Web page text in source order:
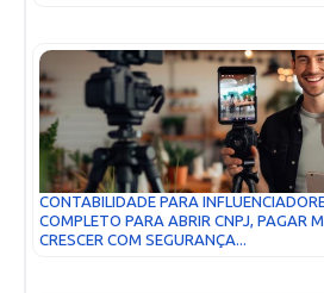
CONTABILIDADE PARA
COMPLETO PARA ABRIR CNPJ, PAGAR
CRESCER COM SEGURANÇA...